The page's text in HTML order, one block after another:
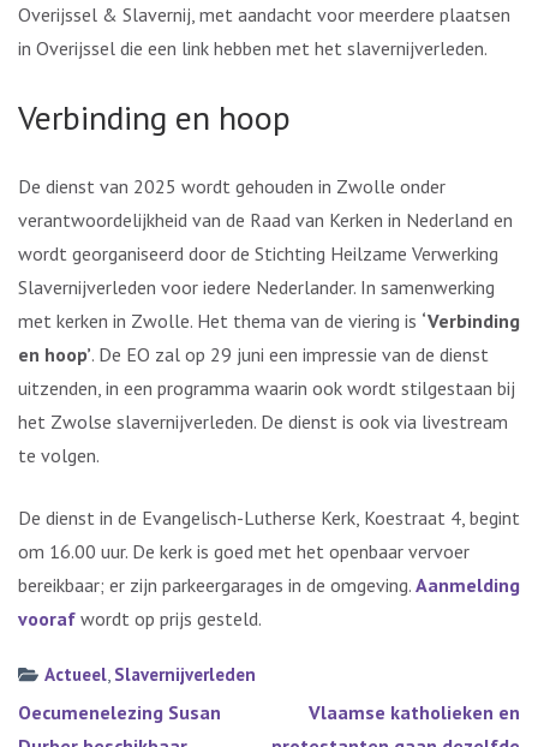
Overijssel & Slavernij, met aandacht voor meerdere plaatsen
in Overijssel die een link hebben met het slavernijverleden.
Verbinding en hoop
De dienst van 2025 wordt gehouden in Zwolle onder
verantwoordelijkheid van de Raad van Kerken in Nederland en
wordt georganiseerd door de Stichting Heilzame Verwerking
Slavernijverleden voor iedere Nederlander. In samenwerking
met kerken in Zwolle. Het thema van de viering is ‘Verbinding
en hoop’. De EO zal op 29 juni een impressie van de dienst
uitzenden, in een programma waarin ook wordt stilgestaan bij
het Zwolse slavernijverleden. De dienst is ook via livestream
te volgen.
De dienst in de Evangelisch-Lutherse Kerk, Koestraat 4, begint
om 16.00 uur. De kerk is goed met het openbaar vervoer
bereikbaar; er zijn parkeergarages in de omgeving. Aanmelding
vooraf wordt op prijs gesteld.
Actueel, Slavernijverleden
Bericht
Oecumenelezing Susan
Vlaamse katholieken en